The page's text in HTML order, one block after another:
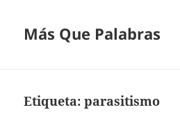
Más Que Palabras
Etiqueta:parasitismo